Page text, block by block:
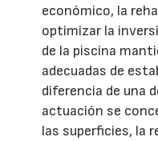
económico, la
optimizar la
de la piscina
adecuadas de
diferencia de una
actuación se
las superficies, la